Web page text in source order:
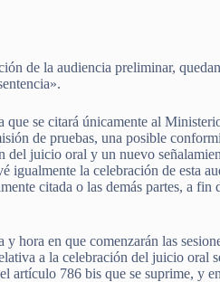
de la audiencia preliminar,
se citará únicamente al
de pruebas, una posible
del juicio oral y un nuevo
igualmente la celebración de esta
citada o las demás partes, a fin
hora en que comenzarán las
a la celebración del juicio oral
artículo 786 bis que se suprime, y